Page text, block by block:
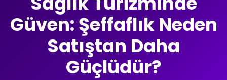
Güven: Şeffaflık Neden
Satıştan Daha
Güçlüdür?